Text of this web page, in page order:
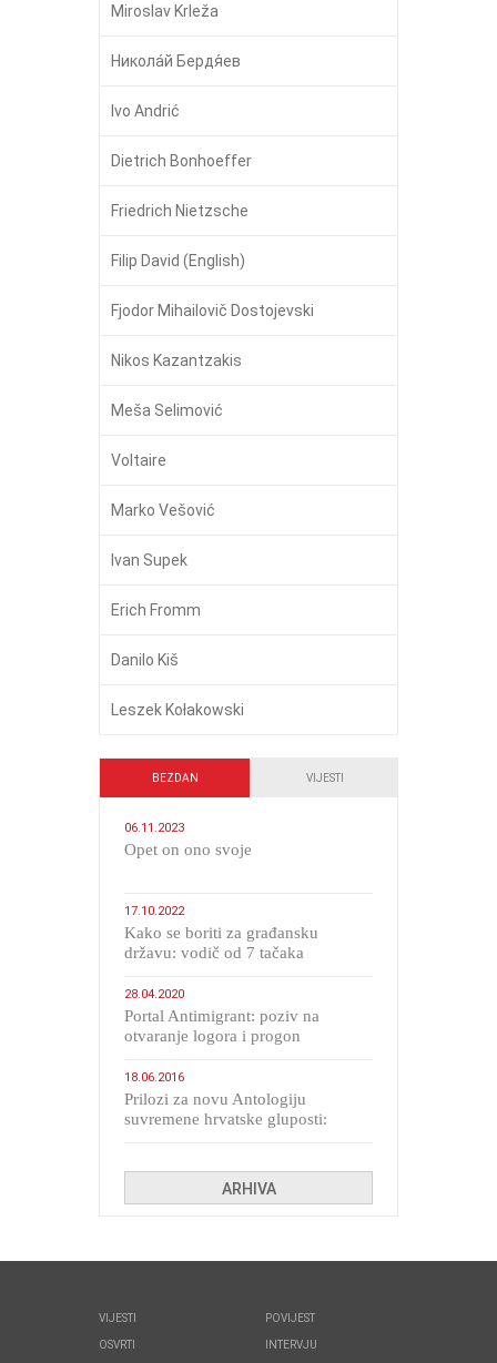
Miroslav Krleža
Никола́й Бердя́ев
Ivo Andrić
Dietrich Bonhoeffer
Friedrich Nietzsche
Filip David (English)
Fjodor Mihailovič Dostojevski
Nikos Kazantzakis
Meša Selimović
Voltaire
Marko Vešović
Ivan Supek
Erich Fromm
Danilo Kiš
Leszek Kołakowski
BEZDAN VIJESTI
06.11.2023
​Opet on ono svoje
17.10.2022
Kako se boriti za građansku
državu: vodič od 7 tačaka
28.04.2020
Portal Antimigrant: poziv na
otvaranje logora i progon
18.06.2016
Prilozi za novu Antologiju
suvremene hrvatske gluposti:
ARHIVA
VIJESTI
OSVRTI
POVIJEST
INTERVJU